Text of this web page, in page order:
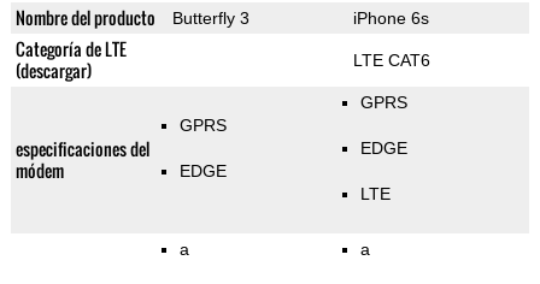
Nombre del producto Butterfly 3 iPhone 6s
Categoría de LTE
(descargar)
LTE CAT6
especificaciones del
módem
GPRS
EDGE
GPRS
EDGE
LTE
a a